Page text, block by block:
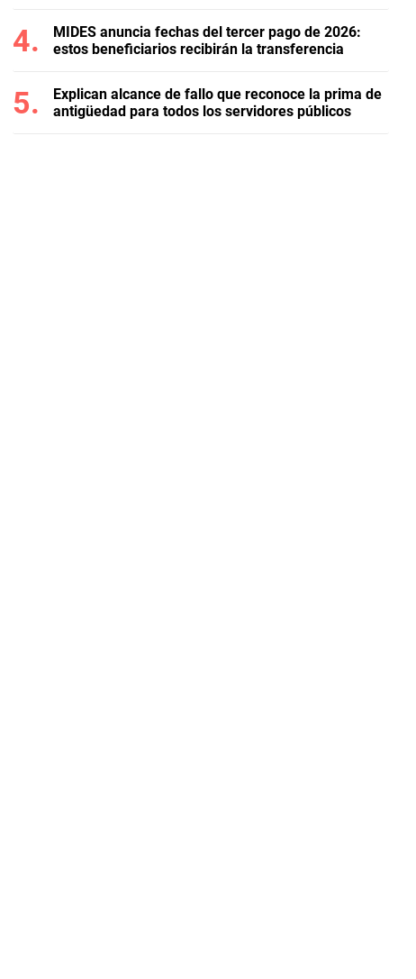
MIDES anuncia fechas del tercer pago de 2026:
estos beneficiarios recibirán la transferencia
Explican alcance de fallo que reconoce la prima de
antigüedad para todos los servidores públicos